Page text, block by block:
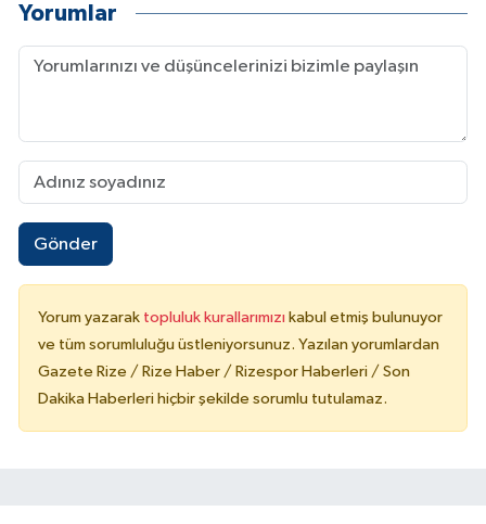
Yorumlar
Gönder
Yorum yazarak topluluk kurallarımızı kabul etmiş bulunuyor
ve tüm sorumluluğu üstleniyorsunuz. Yazılan yorumlardan
Gazete Rize / Rize Haber / Rizespor Haberleri / Son
Dakika Haberleri hiçbir şekilde sorumlu tutulamaz.